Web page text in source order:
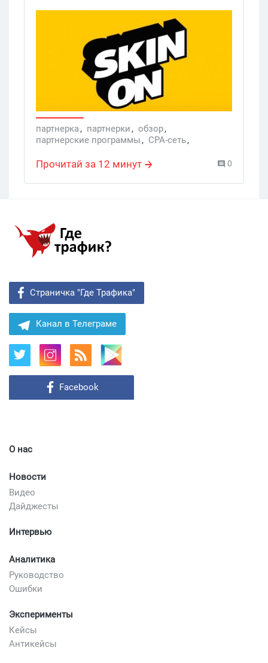
небольшой рассказ о том, на что можно
еще полить, кроме похудалок, лечилок и
дешевых подделок (и можно ли это
сделать сейчас).
партнерка, партнерки, обзор,
партнерские программы, CPA-сеть,
Прочитай за 12 минут 0
Страничка "Где Трафика"
Канал в Телеграме
О нас
Новости
Видео
Дайджесты
Интервью
Аналитика
Руководство
Ошибки
Эксперименты
Кейсы
Антикейсы
Facebook